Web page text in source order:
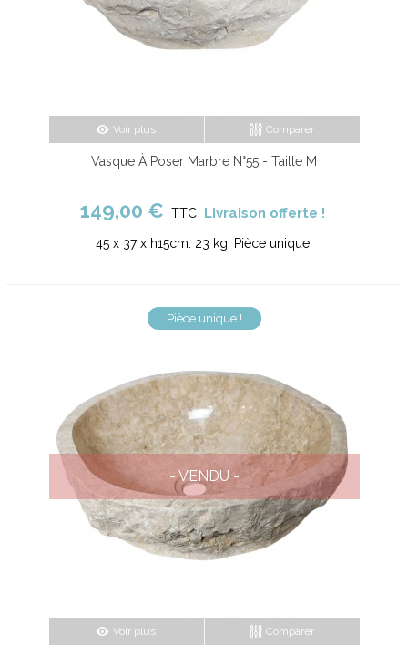
Voir plus Comparer
Vasque À Poser Marbre N°55 - Taille M
149,00 € TTC Livraison offerte !
45 x 37 x h15cm. 23 kg. Pièce unique.
Pièce unique !
- VENDU -
Voir plus Comparer